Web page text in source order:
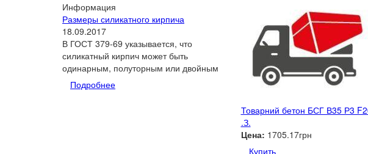
Информация
Размеры силикатного кирпича
18.09.2017
В ГОСТ 379-69 указывается, что
силикатный кирпич может быть
одинарным, полуторным или двойным
Подробнее
Товарний бетон БСГ В35 Р3
.З.
Цена: 1705.17грн
Купить